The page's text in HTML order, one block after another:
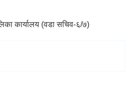
कार्यालय (वडा सचिव-६/७)